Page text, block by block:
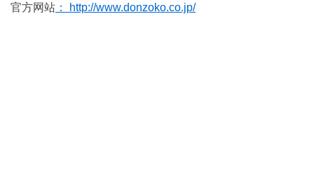
官方网站 ： http://www.donzoko.co.jp/